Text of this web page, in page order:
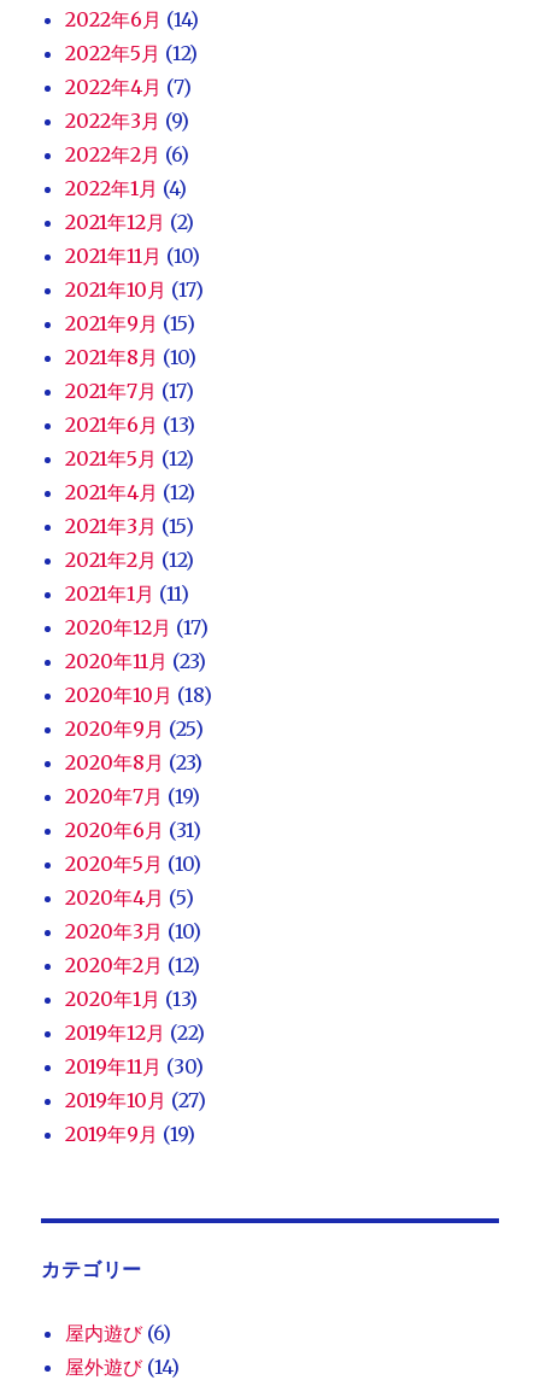
2022年6月 (14)
2022年5月 (12)
2022年4月 (7)
2022年3月 (9)
2022年2月 (6)
2022年1月 (4)
2021年12月 (2)
2021年11月 (10)
2021年10月 (17)
2021年9月 (15)
2021年8月 (10)
2021年7月 (17)
2021年6月 (13)
2021年5月 (12)
2021年4月 (12)
2021年3月 (15)
2021年2月 (12)
2021年1月 (11)
2020年12月 (17)
2020年11月 (23)
2020年10月 (18)
2020年9月 (25)
2020年8月 (23)
2020年7月 (19)
2020年6月 (31)
2020年5月 (10)
2020年4月 (5)
2020年3月 (10)
2020年2月 (12)
2020年1月 (13)
2019年12月 (22)
2019年11月 (30)
2019年10月 (27)
2019年9月 (19)
カテゴリー
屋内遊び(6)
屋外遊び(14)